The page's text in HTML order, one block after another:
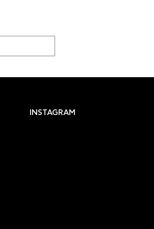
INSTAGRAM